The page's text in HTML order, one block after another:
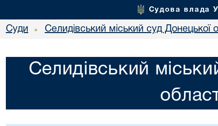
Судова влада
Суди • Селидівський міський суд Донецької
Селидівський